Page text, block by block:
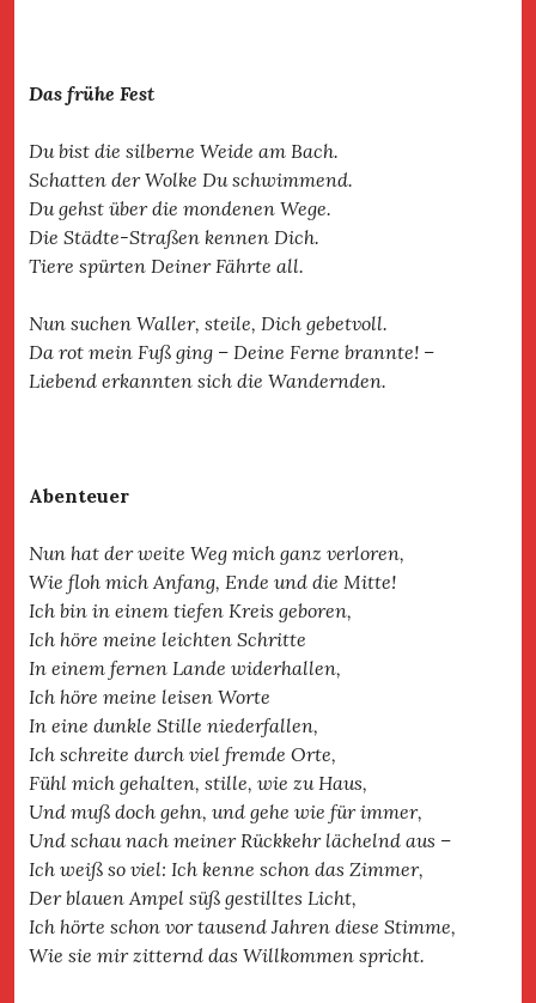
Das frühe Fest
Du bist die silberne Weide am Bach.
Schatten der Wolke Du schwimmend.
Du gehst über die mondenen Wege.
Die Städte-Straßen kennen Dich.
Tiere spürten Deiner Fährte all.
Nun suchen Waller, steile, Dich gebetvoll.
Da rot mein Fuß ging – Deine Ferne brannte! –
Liebend erkannten sich die Wandernden.
Abenteuer
Nun hat der weite Weg mich ganz verloren,
Wie floh mich Anfang, Ende und die Mitte!
Ich bin in einem tiefen Kreis geboren,
Ich höre meine leichten Schritte
In einem fernen Lande widerhallen,
Ich höre meine leisen Worte
In eine dunkle Stille niederfallen,
Ich schreite durch viel fremde Orte,
Fühl mich gehalten, stille, wie zu Haus,
Und muß doch gehn, und gehe wie für immer,
Und schau nach meiner Rückkehr lächelnd aus –
Ich weiß so viel: Ich kenne schon das Zimmer,
Der blauen Ampel süß gestilltes Licht,
Ich hörte schon vor tausend Jahren diese Stimme,
Wie sie mir zitternd das Willkommen spricht.